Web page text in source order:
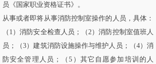
员《国家职业资格证书》。
从事或者即将从事消防控制室操作的人员，具体：
（1）消防安全检查人员；（2）消防控制室值班人
员；（3）建筑消防设施操作与维护人员；（4）消
防安全管理人员；（5）其它自愿参加培训的人